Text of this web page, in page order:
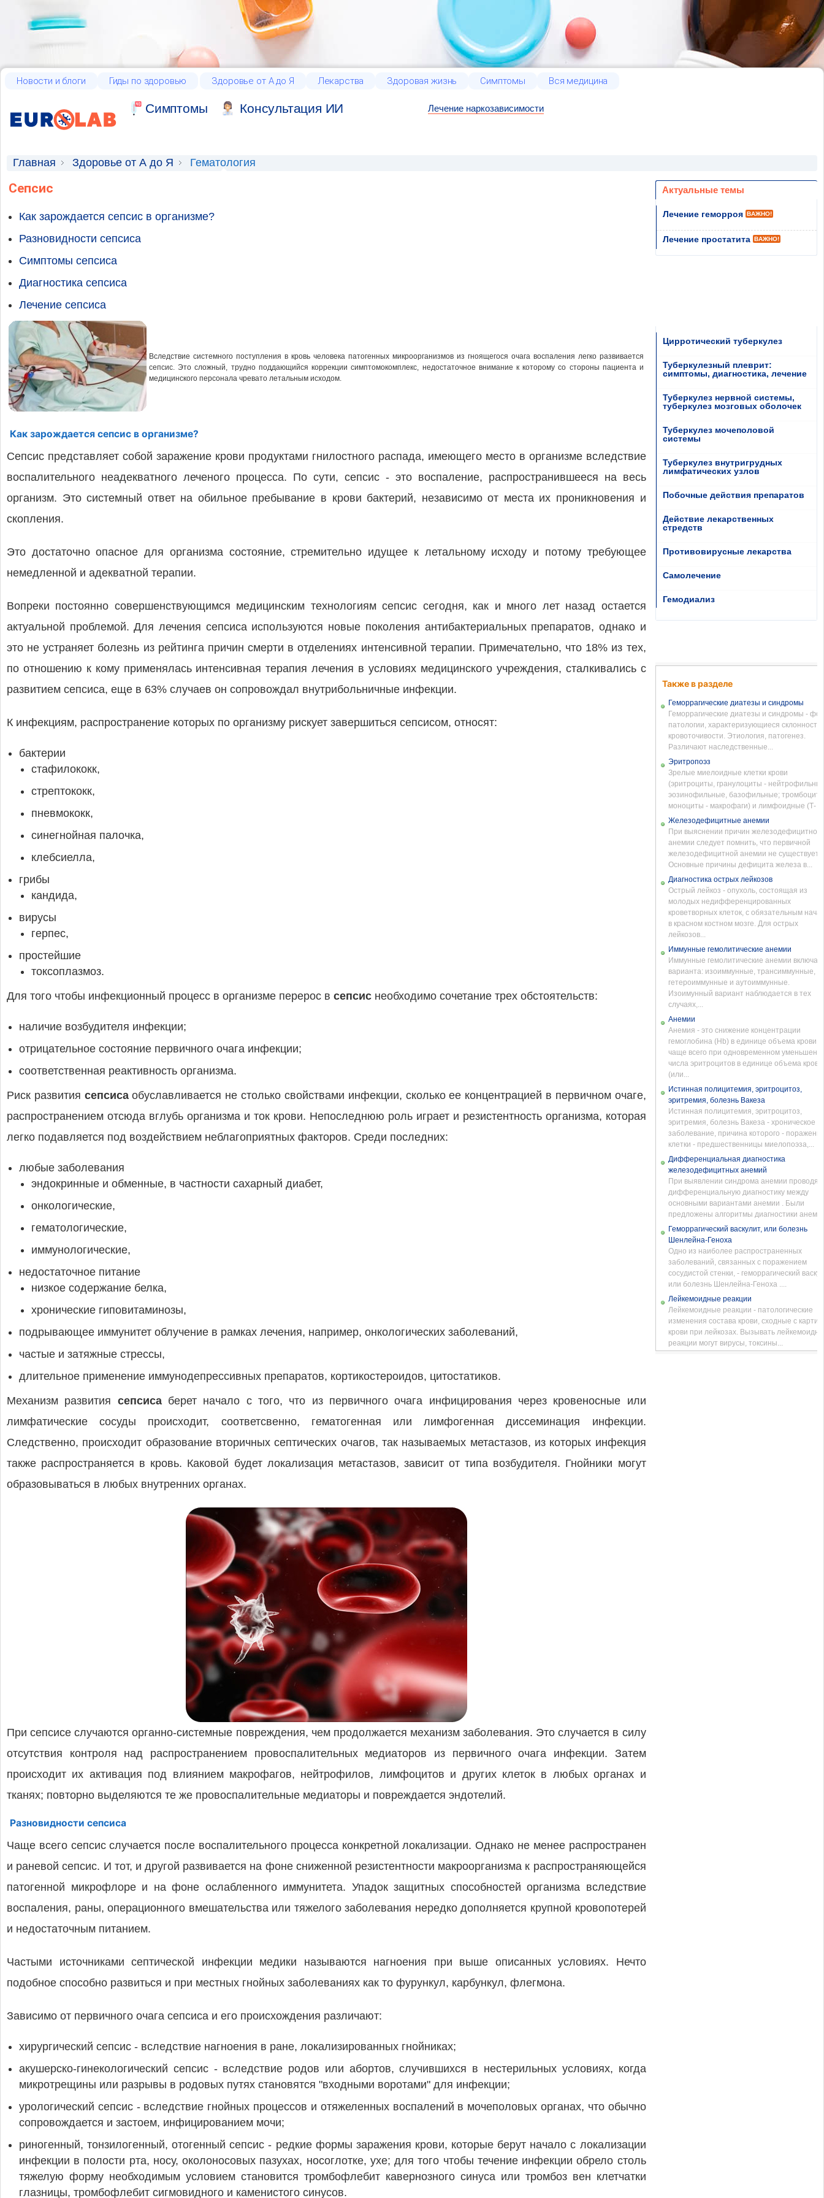
Новости и блоги Гиды по здоровью Здоровье от А до Я Лекарства Здоровая жизнь Симптомы Вся медицина
Cимптомы Консультация ИИ Лечение наркозависимости
Главная Здоровье от А до Я Гематология
Сепсис
Как зарождается сепсис в организме?
Разновидности сепсиса
Симптомы сепсиса
Диагностика сепсиса
Лечение сепсиса
Вследствие системного поступления в кровь человека патогенных микроорганизмов из гноящегося очага воспаления легко развивается
сепсис. Это сложный, трудно поддающийся коррекции симптомокомплекс, недостаточное внимание к которому со стороны пациента и
медицинского персонала чревато летальным исходом.
Как зарождается сепсис в организме?
Сепсис представляет собой заражение крови продуктами гнилостного распада, имеющего место в организме вследствие
воспалительного неадекватного леченого процесса. По сути, сепсис - это воспаление, распространившееся на весь
организм. Это системный ответ на обильное пребывание в крови бактерий, независимо от места их проникновения и
скопления.
Это достаточно опасное для организма состояние, стремительно идущее к летальному исходу и потому требующее
немедленной и адекватной терапии.
Вопреки постоянно совершенствующимся медицинским технологиям сепсис сегодня, как и много лет назад остается
актуальной проблемой. Для лечения сепсиса используются новые поколения антибактериальных препаратов, однако и
это не устраняет болезнь из рейтинга причин смерти в отделениях интенсивной терапии. Примечательно, что 18% из тех,
по отношению к кому применялась интенсивная терапия лечения в условиях медицинского учреждения, сталкивались с
развитием сепсиса, еще в 63% случаев он сопровождал внутрибольничные инфекции.
К инфекциям, распространение которых по организму рискует завершиться сепсисом, относят:
бактерии
стафилококк,
стрептококк,
пневмококк,
синегнойная палочка,
клебсиелла,
грибы
кандида,
вирусы
герпес,
простейшие
токсоплазмоз.
Для того чтобы инфекционный процесс в организме перерос в сепсис необходимо сочетание трех обстоятельств:
наличие возбудителя инфекции;
отрицательное состояние первичного очага инфекции;
соответственная реактивность организма.
Риск развития сепсисаобуславливается не столько свойствами инфекции, сколько ее концентрацией в первичном очаге,
распространением отсюда вглубь организма и ток крови. Непоследнюю роль играет и резистентность организма, которая
легко подавляется под воздействием неблагоприятных факторов. Среди последних:
любые заболевания
эндокринные и обменные, в частности сахарный диабет,
онкологические,
гематологические,
иммунологические,
недостаточное питание
низкое содержание белка,
хронические гиповитаминозы,
подрывающее иммунитет облучение в рамках лечения, например, онкологических заболеваний,
частые и затяжные стрессы,
длительное применение иммунодепрессивных препаратов, кортикостероидов, цитостатиков.
Механизм развития сепсиса берет начало с того, что из первичного очага инфицирования через кровеносные или
лимфатические сосуды происходит, соответсвенно, гематогенная или лимфогенная диссеминация инфекции.
Следственно, происходит образование вторичных септических очагов, так называемых метастазов, из которых инфекция
также распространяется в кровь. Каковой будет локализация метастазов, зависит от типа возбудителя. Гнойники могут
образовываться в любых внутренних органах.
При сепсисе случаются органно-системные повреждения, чем продолжается механизм заболевания. Это случается в силу
отсутствия контроля над распространением провоспалительных медиаторов из первичного очага инфекции. Затем
происходит их активация под влиянием макрофагов, нейтрофилов, лимфоцитов и других клеток в любых органах и
тканях; повторно выделяются те же провоспалительные медиаторы и повреждается эндотелий.
Разновидности сепсиса
Чаще всего сепсис случается после воспалительного процесса конкретной локализации. Однако не менее распространен
и раневой сепсис. И тот, и другой развивается на фоне сниженной резистентности макроорганизма к распространяющейся
патогенной микрофлоре и на фоне ослабленного иммунитета. Упадок защитных способностей организма вследствие
воспаления, раны, операционного вмешательства или тяжелого заболевания нередко дополняется крупной кровопотерей
и недостаточным питанием.
Частыми источниками септической инфекции медики называются нагноения при выше описанных условиях. Нечто
подобное способно развиться и при местных гнойных заболеваниях как то фурункул, карбункул, флегмона.
Зависимо от первичного очага сепсиса и его происхождения различают:
хирургический сепсис - вследствие нагноения в ране, локализированных гнойниках;
акушерско-гинекологический сепсис - вследствие родов или абортов, случившихся в нестерильных условиях, когда
микротрещины или разрывы в родовых путях становятся "входными воротами" для инфекции;
урологический сепсис - вследствие гнойных процессов и отяжеленных воспалений в мочеполовых органах, что обычно
сопровождается и застоем, инфицированием мочи;
риногенный, тонзилогенный, отогенный сепсис - редкие формы заражения крови, которые берут начало с локализации
инфекции в полости рта, носу, околоносовых пазухах, носоглотке, ухе; для того чтобы течение инфекции обрело столь
тяжелую форму необходимым условием становится тромбофлебит кавернозного синуса или тромбоз вен клетчатки
глазницы, тромбофлебит сигмовидного и каменистого синусов.
Актуальные темы
Лечение геморроя ВАЖНО!
Лечение простатита ВАЖНО!
Цирротический туберкулез
Туберкулезный плеврит:
симптомы, диагностика, лечение
Туберкулез нервной системы,
туберкулез мозговых оболочек
Туберкулез мочеполовой
системы
Туберкулез внутригрудных
лимфатических узлов
Побочные действия препаратов
Действие лекарственных
стредств
Противовирусные лекарства
Самолечение
Гемодиализ
Также в разделе
Геморрагические диатезы и синдромы
Геморрагические диатезы и синдромы -
патологии, характеризующиеся
кровоточивости. Этиология, патогенез.
Различают наследственные...
Эритропоэз
Зрелые миелоидные клетки крови
(эритроциты, гранулоциты -
эозинофильные, базофильные;
моноциты - макрофаги) и лимфоидные (Т-
Железодефицитные анемии
При выяснении причин железодефицитной
анемии следует помнить, что первичной
железодефицитной анемии не существует.
Основные причины дефицита железа в...
Диагностика острых лейкозов
Острый лейкоз - опухоль, состоящая из
молодых недифференцированных
кроветворных клеток, с обязательным
в красном костном мозге. Для острых
лейкозов...
Иммунные гемолитические анемии
Иммунные гемолитические анемии
варианта: изоиммунные, трансиммунные,
гетероиммунные и аутоиммунные.
Изоимунный вариант наблюдается в тех
случаях,...
Анемии
Анемия - это снижение концентрации
гемоглобина (Hb) в единице объема крови,
чаще всего при одновременном
числа эритроцитов в единице объема крови
(или...
Истинная полицитемия, эритроцитоз,
эритремия, болезнь Вакеза
Истинная полицитемия, эритроцитоз,
эритремия, болезнь Вакеза - хроническое
заболевание, причина которого -
клетки - предшественницы миелопоэза,...
Дифференциальная диагностика
железодефицитных анемий
При выявлении синдрома анемии проводят
дифференциальную диагностику между
основными вариантами анемии . Были
предложены алгоритмы диагностики
Геморрагический васкулит, или болезнь
Шенлейна-Геноха
Одно из наиболее распространенных
заболеваний, связанных с поражением
сосудистой стенки, - геморрагический
или болезнь Шенлейна-Геноха ....
Лейкемоидные реакции
Лейкемоидные реакции - патологические
изменения состава крови, сходные с
крови при лейкозах. Вызывать
реакции могут вирусы, токсины...